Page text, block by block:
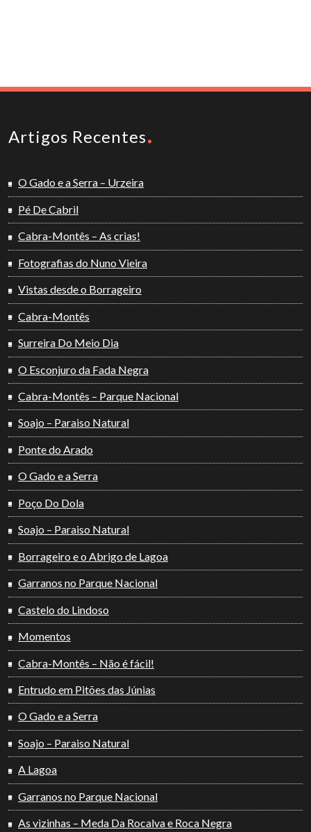
Artigos Recentes
O Gado e a Serra – Urzeira
Pé De Cabril
Cabra-Montês – As crias!
Fotografias do Nuno Vieira
Vistas desde o Borrageiro
Cabra-Montês
Surreira Do Meio Dia
O Esconjuro da Fada Negra
Cabra-Montês – Parque Nacional
Soajo – Paraiso Natural
Ponte do Arado
O Gado e a Serra
Poço Do Dola
Soajo – Paraiso Natural
Borrageiro e o Abrigo de Lagoa
Garranos no Parque Nacional
Castelo do Lindoso
Momentos
Cabra-Montês – Não é fácil!
Entrudo em Pitões das Júnias
O Gado e a Serra
Soajo – Paraiso Natural
A Lagoa
Garranos no Parque Nacional
As vizinhas – Meda Da Rocalva e Roca Negra